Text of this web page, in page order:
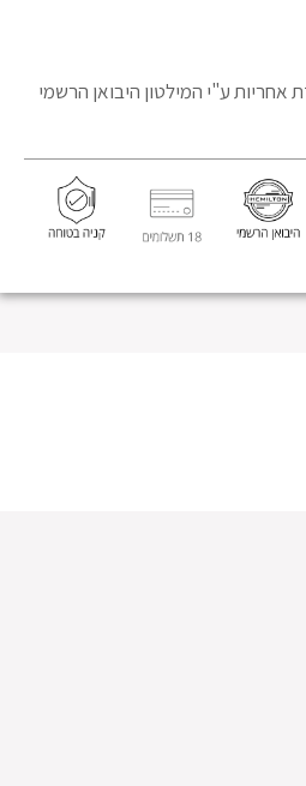
ע"י המילטון היבואן הרשמי